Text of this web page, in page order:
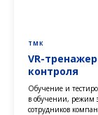
ТМК
VR-
контроля
Обучение и
в обучении, режим
сотрудников